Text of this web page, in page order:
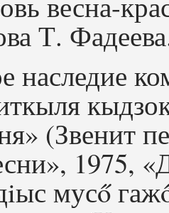
Т.
наследие
(Звенит
1975,
мусő